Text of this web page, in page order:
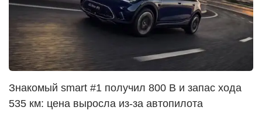
Знакомый smart #1 получил 800 В и запас хода
535 км: цена выросла из-за автопилота